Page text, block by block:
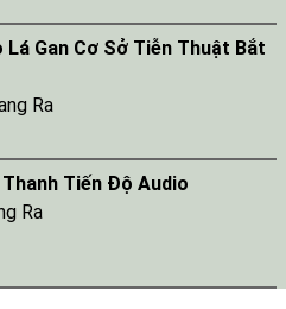
Gan Cơ Sở Tiễn Thuật Bắt
Ra
Tiến Độ Audio
Ra